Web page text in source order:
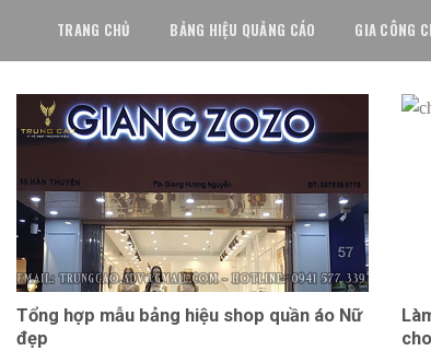
TRANG CHỦ BẢNG HIỆU QUẢNG CÁO GIA CÔNG
Tổng hợp mẫu bảng hiệu shop quần áo Nữ
đẹp